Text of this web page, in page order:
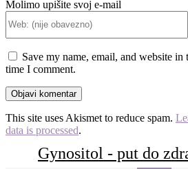
Molimo upišite svoj e-mail
Save my name, email, and website
time I comment.
This site uses Akismet to reduce spam.
data is processed.
Gynositol - put do